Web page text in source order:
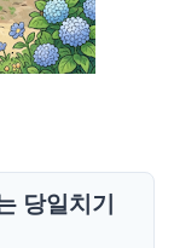
당일치기